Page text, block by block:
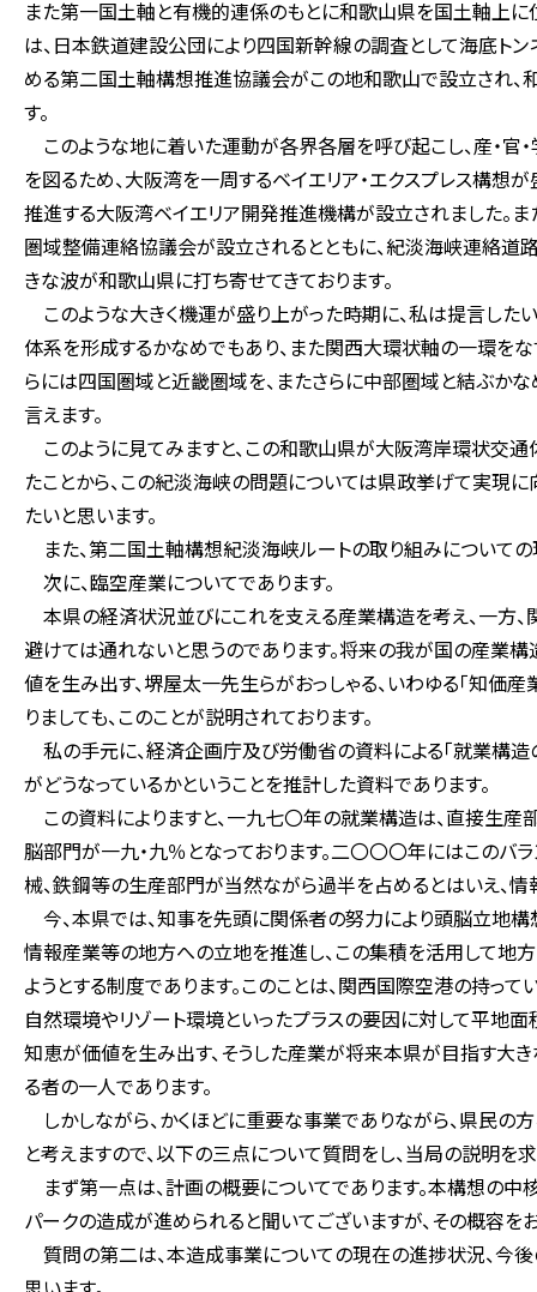
また第一国土軸と有機的連係のもとに和歌山県を国土軸上に
は、日本鉄道建設公団により四国新幹線の調査として海底ト
める第二国土軸構想推進協議会がこの地和歌山で設立され
す。
このような地に着いた運動が各界各層を呼び起こし、産・
を図るため、大阪湾を一周するベイエリア・エクスプレス構想
推進する大阪湾ベイエリア開発推進機構が設立されました。
圏域整備連絡協議会が設立されるとともに、紀淡海峡連絡道
きな波が和歌山県に打ち寄せてきております。
このような大きく機運が盛り上がった時期に、私は提言し
体系を形成するかなめでもあり、また関西大環状軸の一環を
らには四国圏域と近畿圏域を、またさらに中部圏域と結ぶか
言えます。
このように見てみますと、この和歌山県が大阪湾岸環状交
たことから、この紀淡海峡の問題については県政挙げて実現
たいと思います。
また、第二国土軸構想紀淡海峡ルートの取り組みについて
次に、臨空産業についてであります。
本県の経済状況並びにこれを支える産業構造を考え、一方
避けては通れないと思うのであります。将来の我が国の産業
値を生み出す、堺屋太一先生らがおっしゃる、いわゆる「知価
りましても、このことが説明されております。
私の手元に、経済企画庁及び労働省の資料による「就業構
がどうなっているかということを推計した資料であります。
この資料によりますと、一九七〇年の就業構造は、直接生
脳部門が一九・九％となっております。二〇〇〇年にはこのバ
械、鉄鋼等の生産部門が当然ながら過半を占めるとはいえ、
今、本県では、知事を先頭に関係者の努力により頭脳立地構
情報産業等の地方への立地を推進し、この集積を活用して地
ようとする制度であります。このことは、関西国際空港の持っ
自然環境やリゾート環境といったプラスの要因に対して平地
知恵が価値を生み出す、そうした産業が将来本県が目指す大
る者の一人であります。
しかしながら、かくほどに重要な事業でありながら、県民の
と考えますので、以下の三点について質問をし、当局の説明を
まず第一点は、計画の概要についてであります。本構想の中
パークの造成が進められると聞いてございますが、その概容を
質問の第二は、本造成事業についての現在の進捗状況、今後